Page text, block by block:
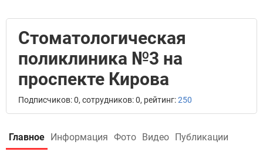
Стоматологическая
поликлиника №3 на
проспекте Кирова
Подписчиков: 0, сотрудников: 0, рейтинг:250
Главное Информация Фото Видео Публикации